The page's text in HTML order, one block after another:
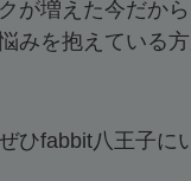
が増えた今だか
みを抱えている
ひfabbit八王子に